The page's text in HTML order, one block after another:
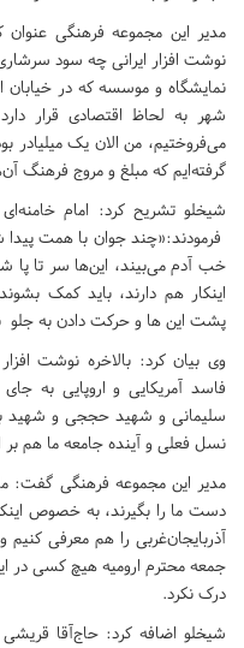
مدیر این مجموعه فرهنگی
نوشت افزار ایرانی چه سود
نمایشگاه و موسسه که در خیابان
شهر به لحاظ اقتصادی قرار
می‌فروختیم، من الان یک میلیادر
گرفته‌ایم که مبلغ و مروج فرهنگ
فرمودند:«چند جوان با همت پیدا
خب آدم می‌بیند، این‌ها سر تا پا
اینکار هم دارند، باید کمک
پشت این ها و حرکت دادن به
وی بیان کرد: بالاخره نوشت
فاسد آمریکایی و اروپایی به
سلیمانی و شهید حججی و شهید
نسل فعلی و آینده جامعه ما هم
مدیر این مجموعه فرهنگی گفت: ما
دست ما را بگیرند، به خصوص
آذربایجان‌غربی را هم معرفی
جمعه محترم ارومیه هیچ کسی در
درک نکرد.
شیخلو اضافه کرد: حاج‌آقا